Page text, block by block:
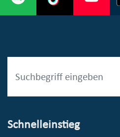
Schnelleinstieg